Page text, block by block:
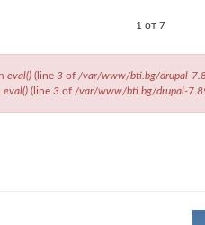
1 от 7
eval() (line 3 of /var/www/bti.bg/drupal-
eval() (line 3 of /var/www/bti.bg/drupal-